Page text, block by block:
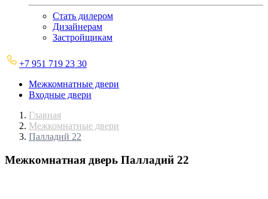
Стать дилером
Дизайнерам
Застройщикам
+7 951 719 23 30
Межкомнатные двери
Входные двери
Главная
Межкомнатные двери
Палладий 22
Межкомнатная дверь Палладий 22